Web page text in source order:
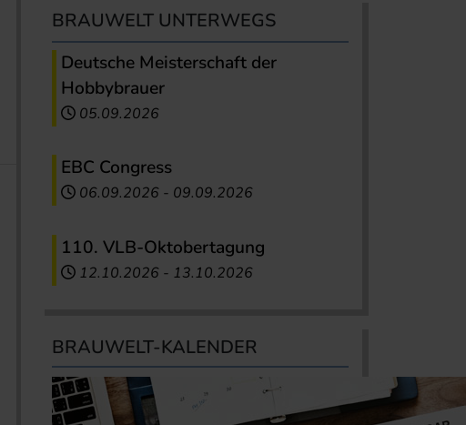
BRAUWELT UNTERWEGS
Deutsche Meisterschaft der
Hobbybrauer
05.09.2026
EBC Congress
06.09.2026 - 09.09.2026
110. VLB-Oktobertagung
12.10.2026 - 13.10.2026
BRAUWELT-KALENDER